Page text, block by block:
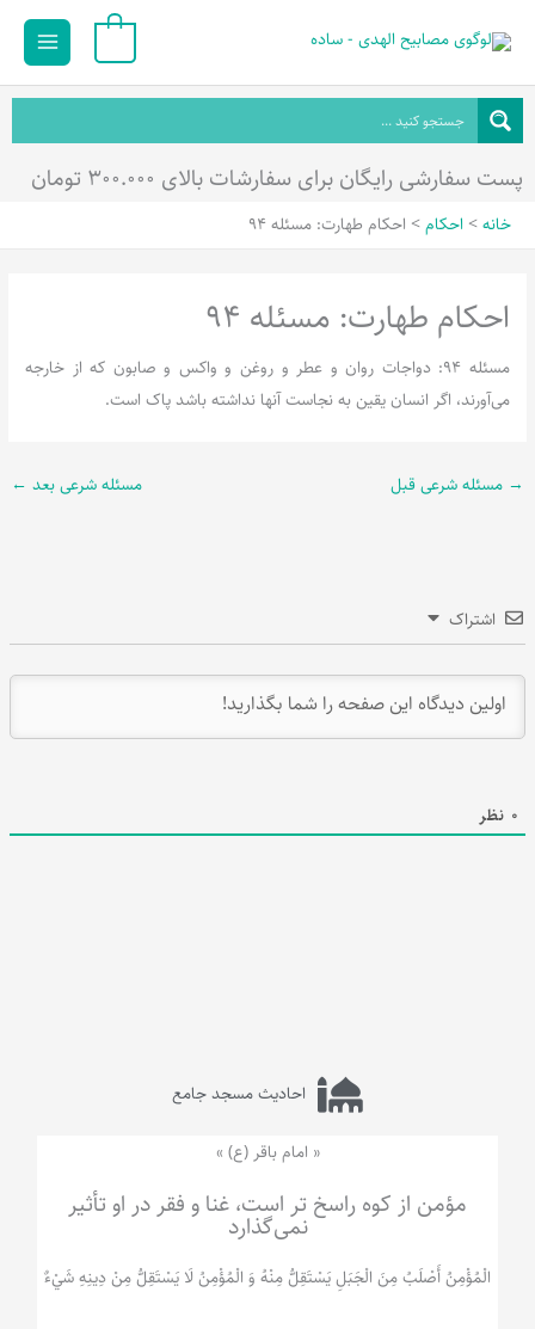
محتوا
Main
پست سفارشی رایگان برای سفارشات بالای ۳۰۰.۰۰۰ تومان
خانه احکام احکام طهارت: مسئله 94
احکام طهارت: مسئله 94
مسئله 94: دواجات روان و عطر و روغن و واکس و صابون که از خارجه
می‌آورند، اگر انسان یقین به نجاست آنها نداشته باشد پاک است.
→ مسئله شرعی قبل مسئله شرعی بعد ←
اشتراک
0 نظر
احادیث مسجد جامع
« امام باقر (ع) »
مؤمن از کوه راسخ تر است، غنا و فقر در او تأثیر
نمی‌گذارد
الْمُؤْمِنُ‌ أَصْلَبُ‌ مِنَ‌ الْجَبَلِ‌ یَسْتَقِلُّ مِنْهُ وَ الْمُؤْمِنُ لَا يَسْتَقِلُّ مِنْ دِينِهِ شَيْ‌ءٌ